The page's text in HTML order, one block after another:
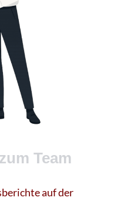
Team
auf der